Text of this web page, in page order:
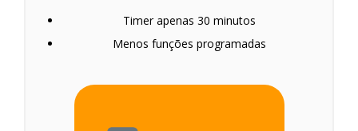
Timer apenas 30 minutos
Menos funções programadas